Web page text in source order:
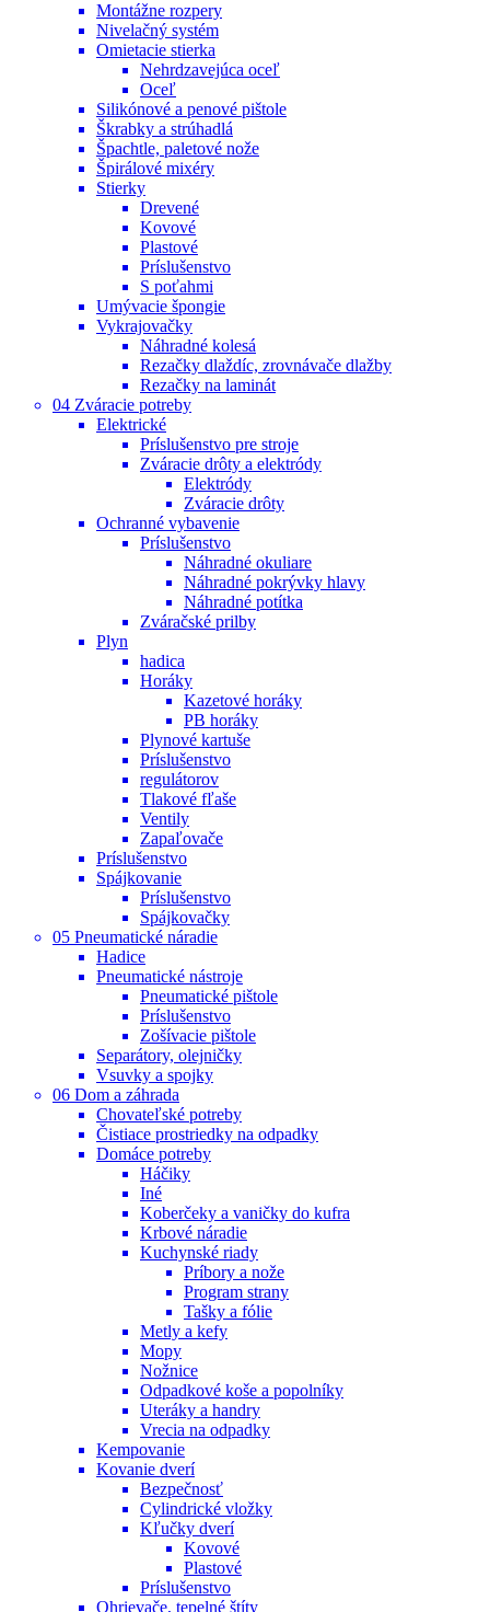
Montážne rozpery
Nivelačný systém
Omietacie stierka
Nehrdzavejúca oceľ
Oceľ
Silikónové a penové pištole
Škrabky a strúhadlá
Špachtle, paletové nože
Špirálové mixéry
Stierky
Drevené
Kovové
Plastové
Príslušenstvo
S poťahmi
Umývacie špongie
Vykrajovačky
Náhradné kolesá
Rezačky dlaždíc, zrovnávače dlažby
Rezačky na laminát
04 Zváracie potreby
Elektrické
Príslušenstvo pre stroje
Zváracie drôty a elektródy
Elektródy
Zváracie drôty
Ochranné vybavenie
Príslušenstvo
Náhradné okuliare
Náhradné pokrývky hlavy
Náhradné potítka
Zváračské prilby
Plyn
hadica
Horáky
Kazetové horáky
PB horáky
Plynové kartuše
Príslušenstvo
regulátorov
Tlakové fľaše
Ventily
Zapaľovače
Príslušenstvo
Spájkovanie
Príslušenstvo
Spájkovačky
05 Pneumatické náradie
Hadice
Pneumatické nástroje
Pneumatické pištole
Príslušenstvo
Zošívacie pištole
Separátory, olejničky
Vsuvky a spojky
06 Dom a záhrada
Chovateľské potreby
Čistiace prostriedky na odpadky
Domáce potreby
Háčiky
Iné
Koberčeky a vaničky do kufra
Krbové náradie
Kuchynské riady
Príbory a nože
Program strany
Tašky a fólie
Metly a kefy
Mopy
Nožnice
Odpadkové koše a popolníky
Uteráky a handry
Vrecia na odpadky
Kempovanie
Kovanie dverí
Bezpečnosť
Cylindrické vložky
Kľučky dverí
Kovové
Plastové
Príslušenstvo
Ohrievače, tepelné štíty